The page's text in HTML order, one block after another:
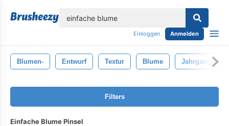
Einloggen Anmelden
Blumen- Entwurf Textur Blume Jahrgang
Filters
Einfache Blume Pinsel